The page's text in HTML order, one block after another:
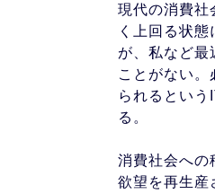
現代の消費社
く上回る状
が、私など最
ことがない
られるとい
る。
消費社会への
欲望を再生産